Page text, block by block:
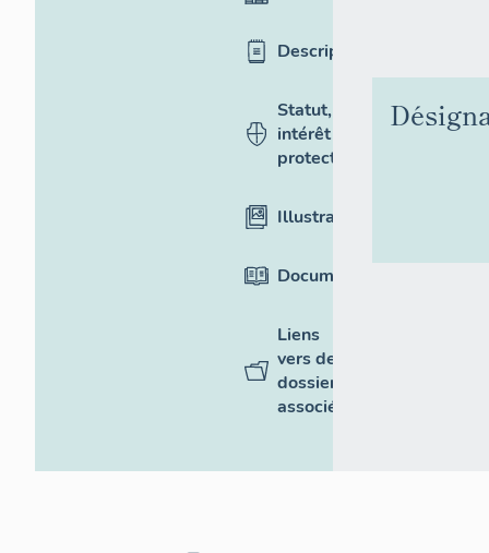
Description
Statut,
intérêt et
protection
Illustrations
Documentation
Liens
vers des
dossiers
associés